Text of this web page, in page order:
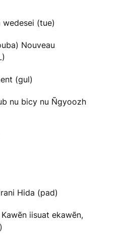
(tue)
Nouveau
(gul)
nu bicy nu Ñgyoozh
Hida (pad)
iisuat ekawẽn,